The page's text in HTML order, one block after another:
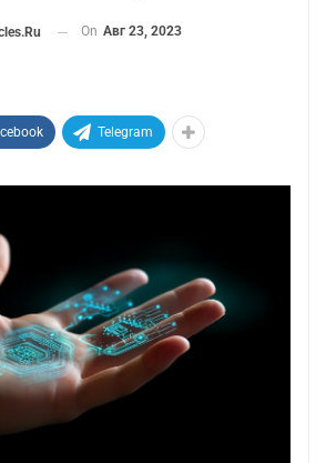
On Авг 23, 2023
Telegram